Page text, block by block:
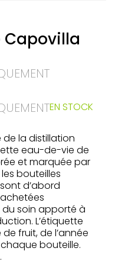
Capovilla
EN STOCK
la distillation
eau-de-vie de
et marquée par
bouteilles
d’abord
soin apporté à
L’étiquette
fruit, de l’année
bouteille.